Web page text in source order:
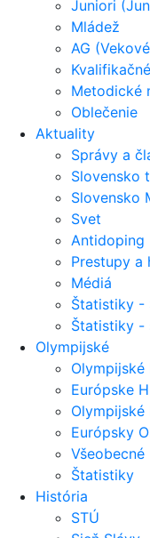
Juniori
Mládež
AG
Metodické
Oblečenie
Aktuality
Správy a
Slovensko
Slovensko
Svet
Antidoping
Prestupy a
Médiá
Štatistiky -
Štatistiky -
Olympijské
Olympijské
Európske
Olympijské
Európsky
Všeobecné
Štatistiky
História
STÚ